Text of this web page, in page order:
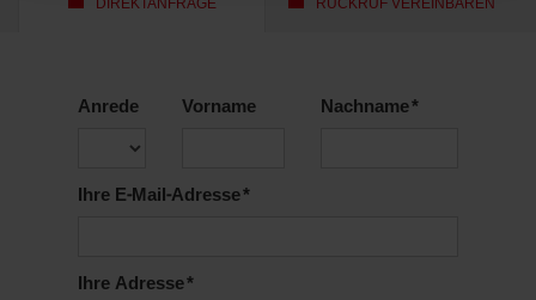
DIREKTANFRAGE RÜCKRUF VEREINBAREN
Anrede Vorname Nachname *
Ihre E-Mail-Adresse *
Ihre Adresse *